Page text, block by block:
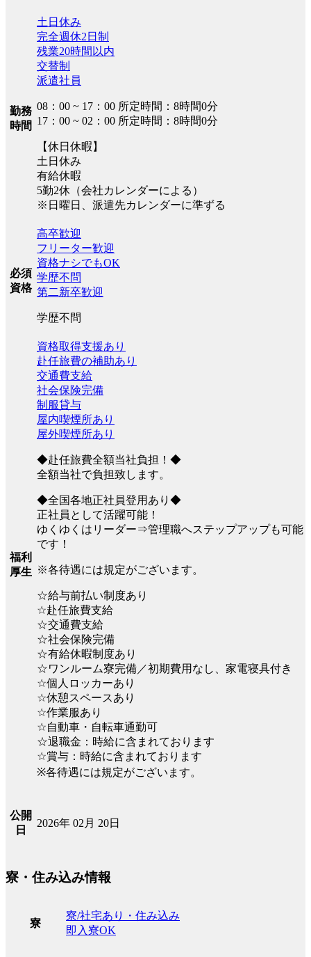
勤務
時間
土日休み
完全週休2日制
残業20時間以内
交替制
派遣社員
08：00 ~ 17：00 所定時間：8時間0分
17：00 ~ 02：00 所定時間：8時間0分
【休日休暇】
土日休み
有給休暇
5勤2休（会社カレンダーによる）
※日曜日、派遣先カレンダーに準ずる
必須
資格
高卒歓迎
フリーター歓迎
資格ナシでもOK
学歴不問
第二新卒歓迎
学歴不問
福利
厚生
資格取得支援あり
赴任旅費の補助あり
交通費支給
社会保険完備
制服貸与
屋内喫煙所あり
屋外喫煙所あり
◆赴任旅費全額当社負担！◆
全額当社で負担致します。
◆全国各地正社員登用あり◆
正社員として活躍可能！
ゆくゆくはリーダー⇒管理職へステップアップも可能
です！
※各待遇には規定がございます。
☆給与前払い制度あり
☆赴任旅費支給
☆交通費支給
☆社会保険完備
☆有給休暇制度あり
☆ワンルーム寮完備／初期費用なし、家電寝具付き
☆個人ロッカーあり
☆休憩スペースあり
☆作業服あり
☆自動車・自転車通勤可
☆退職金：時給に含まれております
☆賞与：時給に含まれております
※各待遇には規定がございます。
公開
日
2026年 02月 20日
寮・住み込み情報
寮
寮/社宅あり・住み込み
即入寮OK